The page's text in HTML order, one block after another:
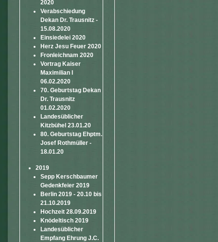
2020
Verabschiedung
Dekan Dr. Trausnitz -
15.08.2020
Einsiedelei 2020
Herz Jesu Feuer 2020
Fronleichnam 2020
Vortrag Kaiser
Maximilian I
06.02.2020
70. Geburtstag Dekan
Dr. Trausnitz
01.02.2020
Landesüblicher
Kitzbühel 23.01.20
80. Geburtstag Ehptm.
Josef Rothmüller -
18.01.20
2019
Sepp Kerschbaumer
Gedenkfeier 2019
Berlin 2019 - 20.10 bis
21.10.2019
Hochzeit 28.09.2019
Knödeltisch 2019
Landesüblicher
Empfang Ehrung J.C.